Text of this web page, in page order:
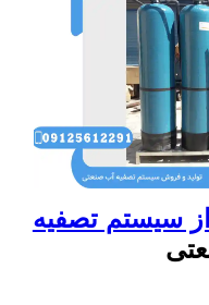
از سیستم تصفیه